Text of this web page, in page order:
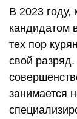
В 2023 году,
кандидатом
тех пор
свой
занимается